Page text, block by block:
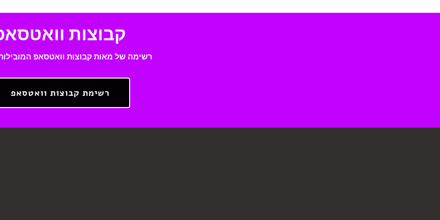
קבוצות
רשימה של מאות קבוצות וואטסאפ
רשימת קבוצות וואטסאפ